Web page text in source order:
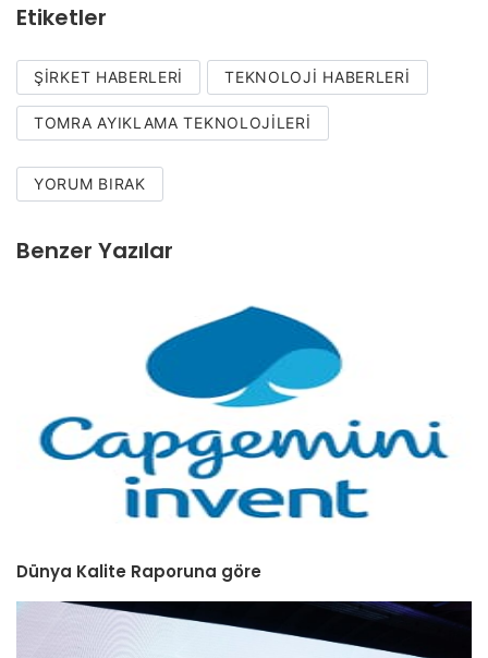
Etiketler
ŞIRKET HABERLERI TEKNOLOJI HABERLERI
TOMRA AYIKLAMA TEKNOLOJILERI
YORUM BIRAK
Benzer Yazılar
Dünya Kalite Raporuna göre